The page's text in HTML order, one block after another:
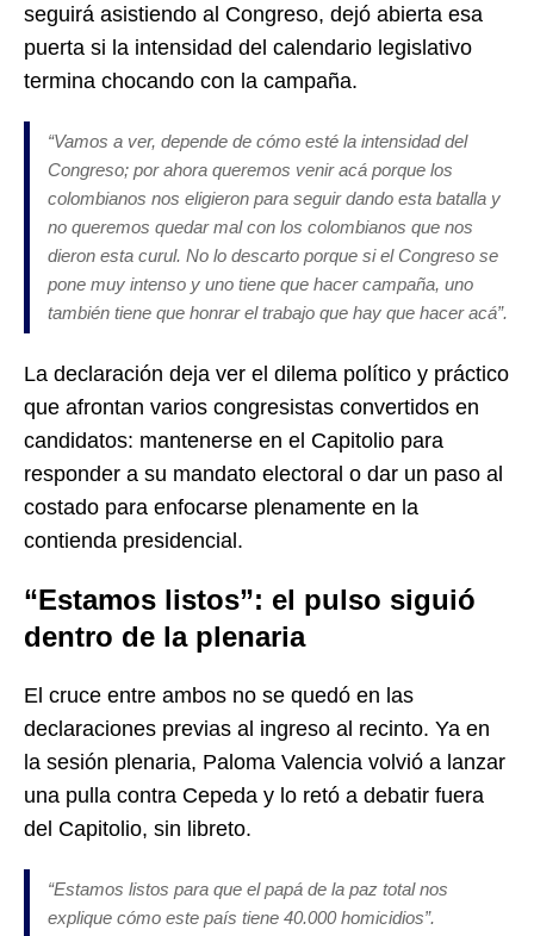
seguirá asistiendo al Congreso, dejó abierta esa
puerta si la intensidad del calendario legislativo
termina chocando con la campaña.
“Vamos a ver, depende de cómo esté la intensidad del
Congreso; por ahora queremos venir acá porque los
colombianos nos eligieron para seguir dando esta batalla y
no queremos quedar mal con los colombianos que nos
dieron esta curul. No lo descarto porque si el Congreso se
pone muy intenso y uno tiene que hacer campaña, uno
también tiene que honrar el trabajo que hay que hacer acá”.
La declaración deja ver el dilema político y práctico
que afrontan varios congresistas convertidos en
candidatos: mantenerse en el Capitolio para
responder a su mandato electoral o dar un paso al
costado para enfocarse plenamente en la
contienda presidencial.
“Estamos listos”: el pulso siguió
dentro de la plenaria
El cruce entre ambos no se quedó en las
declaraciones previas al ingreso al recinto. Ya en
la sesión plenaria, Paloma Valencia volvió a lanzar
una pulla contra Cepeda y lo retó a debatir fuera
del Capitolio, sin libreto.
“Estamos listos para que el papá de la paz total nos
explique cómo este país tiene 40.000 homicidios”.